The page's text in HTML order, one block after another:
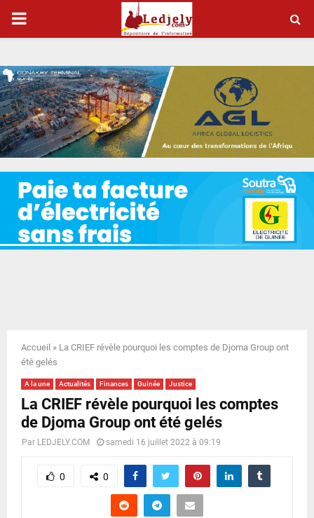
P
I
M
A
R
Y
N
U
Accueil » La CRIEF révèle pourquoi les comptes de Djoma Group ont
été gelés
A la une Actualités Finances Guinée Justice
La CRIEF révèle pourquoi les comptes
de Djoma Group ont été gelés
Par LEDJELY.COM samedi 16 juillet 2022 à 09:19
0 0